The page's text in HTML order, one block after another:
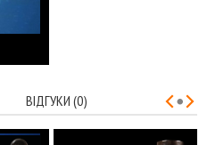
ВІДГУКИ (0)